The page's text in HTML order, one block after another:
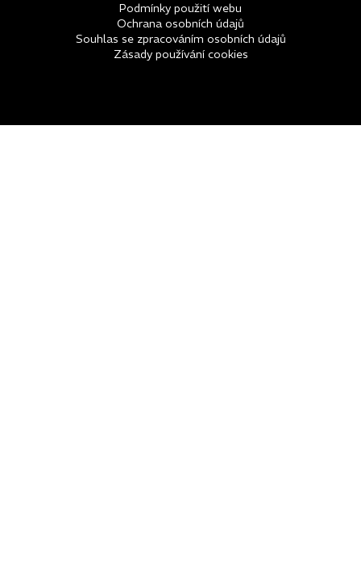
Podmínky použití webu
Ochrana osobních údajů
Souhlas se zpracováním osobních údajů
Zásady používání cookies